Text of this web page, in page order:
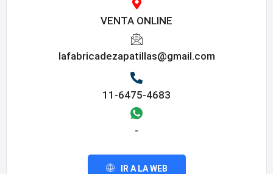
VENTA ONLINE
lafabricadezapatillas@gmail.com
11-6475-4683
-
IR A LA WEB